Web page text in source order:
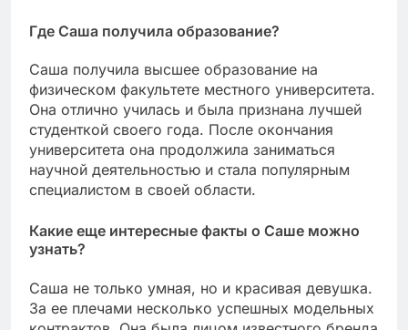
Где Саша получила образование?
Саша получила высшее образование на
физическом факультете местного университета.
Она отлично училась и была признана лучшей
студенткой своего года. После окончания
университета она продолжила заниматься
научной деятельностью и стала популярным
специалистом в своей области.
Какие еще интересные факты о Саше можно
узнать?
Саша не только умная, но и красивая девушка.
За ее плечами несколько успешных модельных